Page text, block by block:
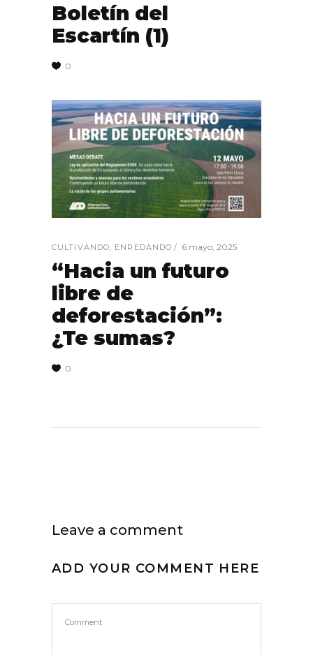
Boletín del
Escartín (1)
0
CULTIVANDO ENREDANDO 6 mayo, 2025
“Hacia un futuro
libre de
deforestación”:
¿Te sumas?
0
Leave a comment
ADD YOUR COMMENT HERE